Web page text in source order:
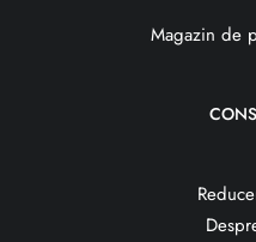
Magazin de